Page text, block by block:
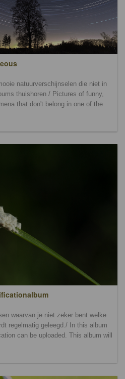
natuurverschijnselen die niet in
thuishoren / Pictures of funny,
that don't belong in one of the
waarvan je niet zeker bent welke
regelmatig geleegd./ In this album
can be uploaded. This album will